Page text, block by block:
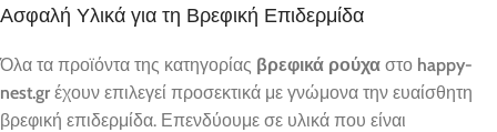
Ασφαλή Υλικά για τη Βρεφική Επιδερμίδα
Όλα τα προϊόντα της κατηγορίας βρεφικά ρούχα στο happy-
nest.gr έχουν επιλεγεί προσεκτικά με γνώμονα την ευαίσθητη
βρεφική επιδερμίδα. Επενδύουμε σε υλικά που είναι